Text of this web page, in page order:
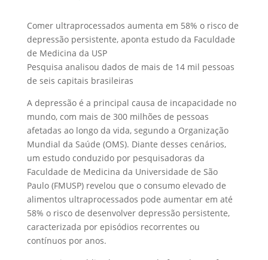
Comer ultraprocessados aumenta em 58% o risco de
depressão persistente, aponta estudo da Faculdade
de Medicina da USP
Pesquisa analisou dados de mais de 14 mil pessoas
de seis capitais brasileiras
A depressão é a principal causa de incapacidade no
mundo, com mais de 300 milhões de pessoas
afetadas ao longo da vida, segundo a Organização
Mundial da Saúde (OMS). Diante desses cenários,
um estudo conduzido por pesquisadoras da
Faculdade de Medicina da Universidade de São
Paulo (FMUSP) revelou que o consumo elevado de
alimentos ultraprocessados pode aumentar em até
58% o risco de desenvolver depressão persistente,
caracterizada por episódios recorrentes ou
contínuos por anos.